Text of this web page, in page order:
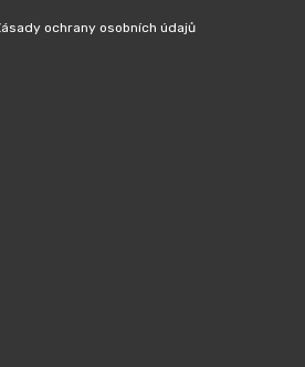
ochrany osobních údajů